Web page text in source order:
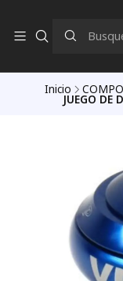
Inicio
JUEGO DE